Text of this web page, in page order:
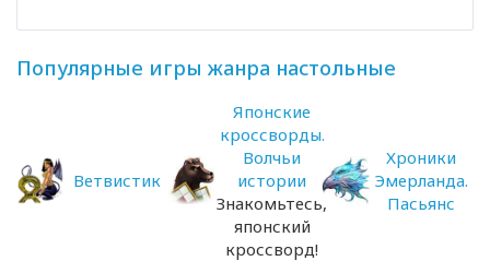
Популярные игры жанра настольные
Ветвистик
Японские
кроссворды.
Волчьи
истории
Знакомьтесь,
японский
кроссворд!
Хроники
Эмерланда.
Пасьянс